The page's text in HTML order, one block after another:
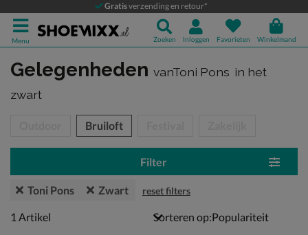
Gratisverzending en retour*
Menu Zoeken Inloggen Favorieten Winkelmand
Gelegenheden vanToni Pons in het
zwart
Bruiloft
Filter
Toni Pons Zwart reset filters
1 artikel
1 Artikel Sorteren op: